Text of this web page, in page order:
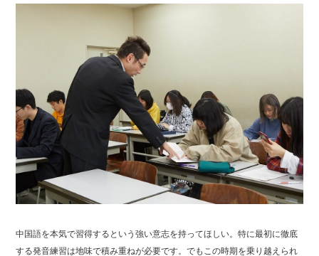
中国語を本気で習得するという強い意志を持ってほしい。特に最初に徹底
する発音練習は地味で積み重ねが必要です。でもこの時期を乗り越えられ